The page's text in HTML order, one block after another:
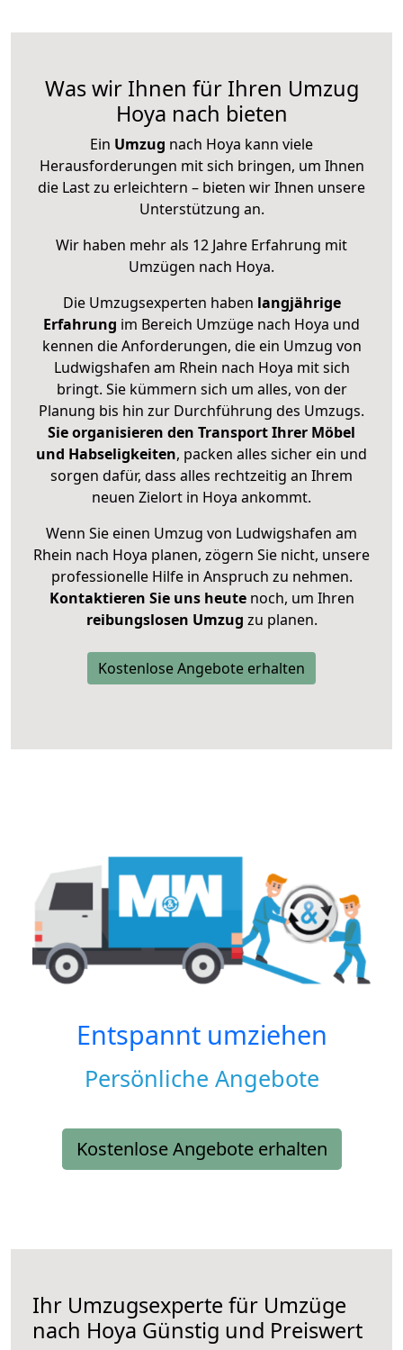
Was wir Ihnen für Ihren Umzug
Hoya nach bieten
Ein Umzug nach Hoya kann viele
Herausforderungen mit sich bringen, um Ihnen
die Last zu erleichtern – bieten wir Ihnen unsere
Unterstützung an.
Wir haben mehr als 12 Jahre Erfahrung mit
Umzügen nach Hoya.
Die Umzugsexperten haben langjährige
Erfahrung im Bereich Umzüge nach Hoya und
kennen die Anforderungen, die ein Umzug von
Ludwigshafen am Rhein nach Hoya mit sich
bringt. Sie kümmern sich um alles, von der
Planung bis hin zur Durchführung des Umzugs.
Sie organisieren den Transport Ihrer Möbel
und Habseligkeiten, packen alles sicher ein und
sorgen dafür, dass alles rechtzeitig an Ihrem
neuen Zielort in Hoya ankommt.
Wenn Sie einen Umzug von Ludwigshafen am
Rhein nach Hoya planen, zögern Sie nicht, unsere
professionelle Hilfe in Anspruch zu nehmen.
Kontaktieren Sie uns heutenoch, um Ihren
reibungslosen Umzug zu planen.
Kostenlose Angebote erhalten
Entspannt umziehen
Persönliche Angebote
Kostenlose Angebote erhalten
Ihr Umzugsexperte für Umzüge
nach Hoya Günstig und Preiswert